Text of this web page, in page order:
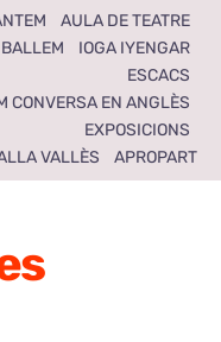
AULA DE TEATRE
BALLEM
IOGA IYENGAR
ESCACS
CONVERSA EN ANGLÈS
EXPOSICIONS
VALLÈS
APROPART